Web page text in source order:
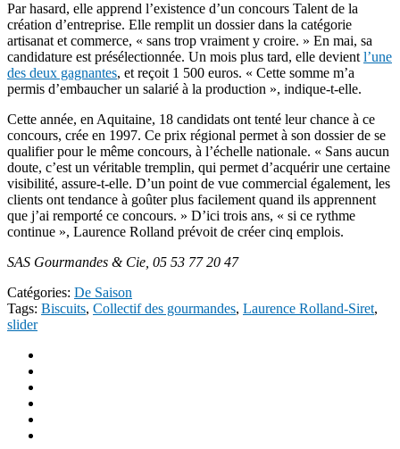
Par hasard, elle apprend l’existence d’un concours Talent de la
création d’entreprise. Elle remplit un dossier dans la catégorie
artisanat et commerce, « sans trop vraiment y croire. » En mai, sa
candidature est présélectionnée. Un mois plus tard, elle devient l’une
des deux gagnantes, et reçoit 1 500 euros. « Cette somme m’a
permis d’embaucher un salarié à la production », indique-t-elle.
Cette année, en Aquitaine, 18 candidats ont tenté leur chance à ce
concours, crée en 1997. Ce prix régional permet à son dossier de se
qualifier pour le même concours, à l’échelle nationale. « Sans aucun
doute, c’est un véritable tremplin, qui permet d’acquérir une certaine
visibilité, assure-t-elle. D’un point de vue commercial également, les
clients ont tendance à goûter plus facilement quand ils apprennent
que j’ai remporté ce concours. » D’ici trois ans, « si ce rythme
continue », Laurence Rolland prévoit de créer cinq emplois.
SAS Gourmandes & Cie, 05 53 77 20 47
Catégories: De Saison
Tags: Biscuits, Collectif des gourmandes, Laurence Rolland-Siret,
slider